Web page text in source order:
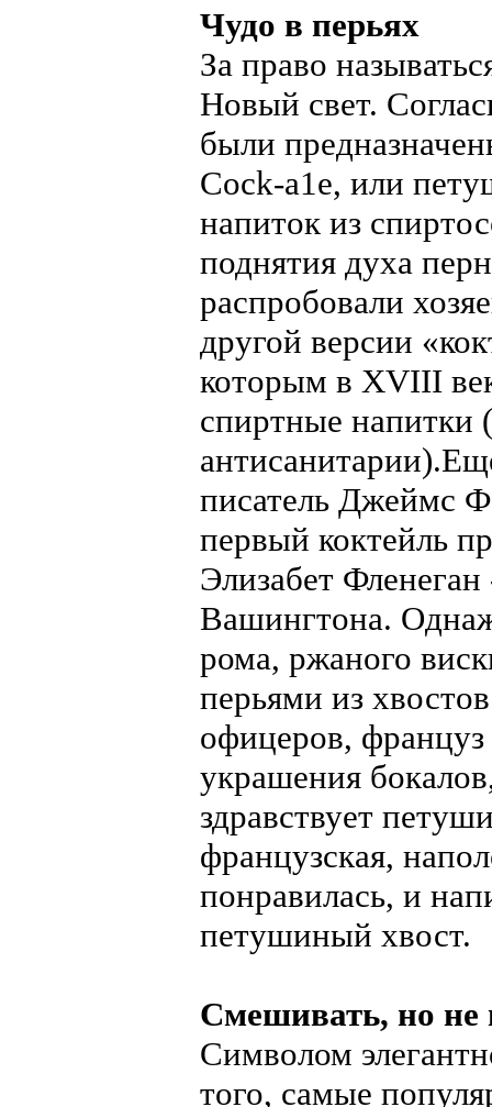
Чудо в перьях
За право
Новый свет.
были
Cock-а1е, или
напиток из
поднятия духа
распробовали
другой версии
которым в XVIII
спиртные напитки
писатель Джеймс
первый коктейль
Элизабет
Вашингтона.
рома, ржаного
перьями из
офицеров,
украшения
здравствует
французская,
понравилась, и
петушиный хвост.
Смешивать, но не
Символом
того, самые